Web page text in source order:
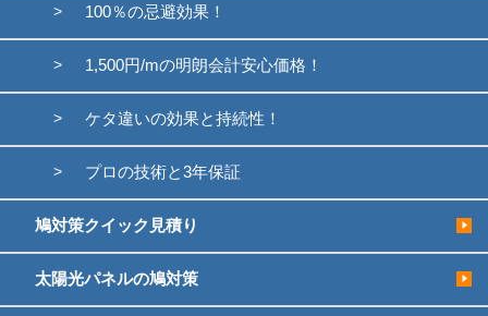
100％の忌避効果！
1,500円/mの明朗会計安心価格！
ケタ違いの効果と持続性！
プロの技術と3年保証
鳩対策クイック見積り
太陽光パネルの鳩対策